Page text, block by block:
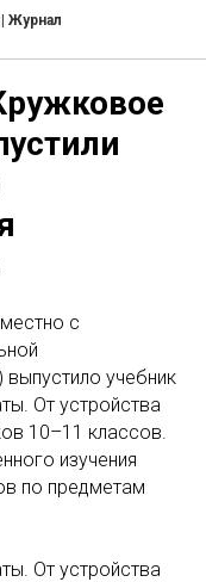
Журнал
с
выпустило учебник
От устройства
10–11 классов.
изучения
по предметам
От устройства